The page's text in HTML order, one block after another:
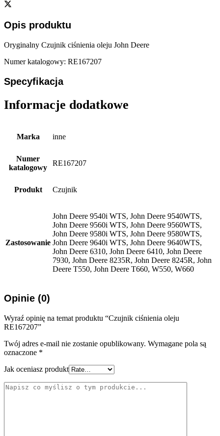
Opis produktu
Oryginalny Czujnik ciśnienia oleju John Deere
Numer katalogowy: RE167207
Specyfikacja
Informacje dodatkowe
Marka inne
Numer
katalogowy
RE167207
Produkt Czujnik
Zastosowanie
John Deere 9540i WTS, John Deere 9540WTS,
John Deere 9560i WTS, John Deere 9560WTS,
John Deere 9580i WTS, John Deere 9580WTS,
John Deere 9640i WTS, John Deere 9640WTS,
John Deere 6310, John Deere 6410, John Deere
7930, John Deere 8235R, John Deere 8245R, John
Deere T550, John Deere T660, W550, W660
Opinie (0)
Wyraź opinię na temat produktu “Czujnik ciśnienia oleju
RE167207”
Twój adres e-mail nie zostanie opublikowany. Wymagane pola są
oznaczone *
Jak oceniasz produkt